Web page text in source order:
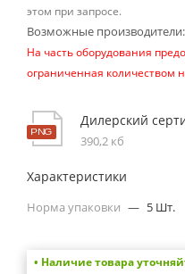
этом при запросе.
Возможные производители:
На часть оборудования
ограниченная количеством
Дилерский
390,2 кб
Характеристики
Норма упаковки — 5 Шт.
• Наличие товара